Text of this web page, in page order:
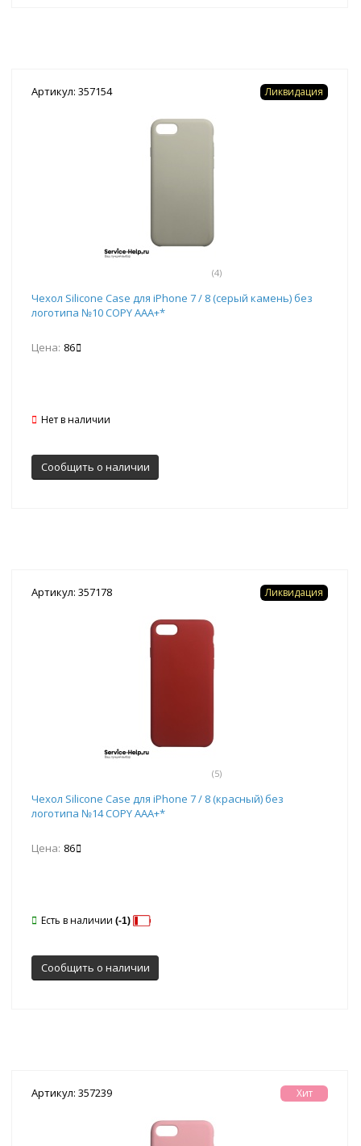
Артикул: 357154
(4)
Ликвидация
Чехол Silicone Case для iPhone 7 / 8 (серый камень) без
логотипа №10 COPY AAA+*
Цена: 86
Нет в наличии
Сообщить о наличии
Артикул: 357178
(5)
Ликвидация
Чехол Silicone Case для iPhone 7 / 8 (красный) без
логотипа №14 COPY AAA+*
Цена: 86
Есть в наличии (-1)
Сообщить о наличии
Артикул: 357239 Хит